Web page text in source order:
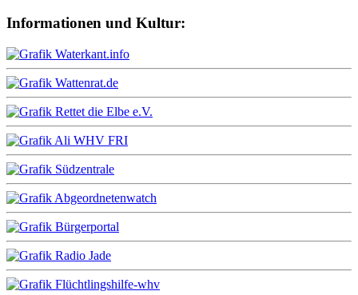
Informationen und Kultur: